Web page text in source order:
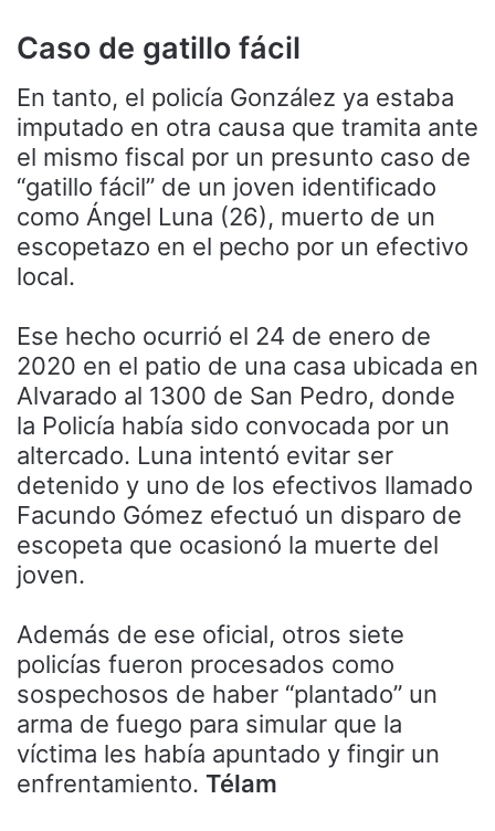
Caso de gatillo fácil
En tanto, el policía González ya estaba
imputado en otra causa que tramita ante
el mismo fiscal por un presunto caso de
“gatillo fácil” de un joven identificado
como Ángel Luna (26), muerto de un
escopetazo en el pecho por un efectivo
local.
Ese hecho ocurrió el 24 de enero de
2020 en el patio de una casa ubicada en
Alvarado al 1300 de San Pedro, donde
la Policía había sido convocada por un
altercado. Luna intentó evitar ser
detenido y uno de los efectivos llamado
Facundo Gómez efectuó un disparo de
escopeta que ocasionó la muerte del
joven.
Además de ese oficial, otros siete
policías fueron procesados como
sospechosos de haber “plantado” un
arma de fuego para simular que la
víctima les había apuntado y fingir un
enfrentamiento. Télam